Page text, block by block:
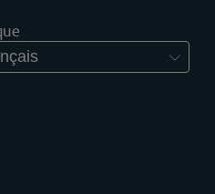
2000,